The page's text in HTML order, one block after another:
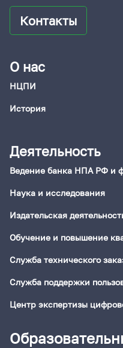
Контакты
О нас
НЦПИ
История
Деятельность
Ведение банка НПА РФ и
Наука и исследования
Издательская
Обучение и повышение
Служба технического
Служба поддержки
Центр экспертизы